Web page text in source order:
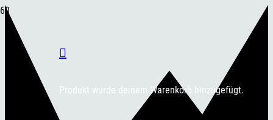
Produkt wurde deinem Warenkorb hinzugefügt.